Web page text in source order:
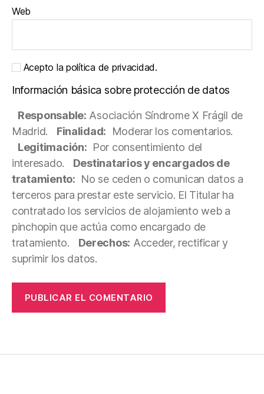
Web
Acepto la política de privacidad.
Información básica sobre protección de datos
Responsable: Asociación Síndrome X Frágil de
Madrid.
Finalidad: Moderar los comentarios.
Legitimación: Por consentimiento del
interesado.
Destinatarios y encargados de
tratamiento: No se ceden o comunican datos a
terceros para prestar este servicio. El Titular ha
contratado los servicios de alojamiento web a
pinchopin que actúa como encargado de
tratamiento.
Derechos: Acceder, rectificar y
suprimir los datos.